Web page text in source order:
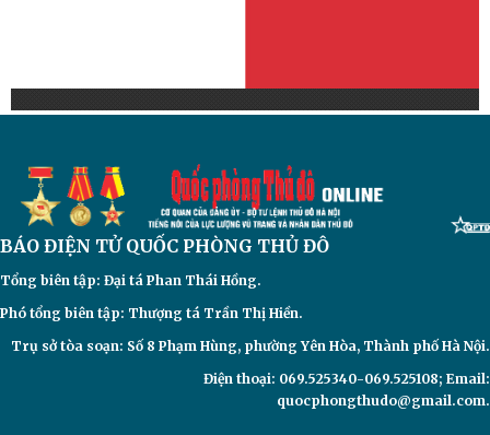
BÁO ĐIỆN TỬQUỐC PHÒNG THỦ ĐÔ
Tổng biên tập: Đại tá Phan Thái Hồng.
Phó tổng biên tập: Thượng tá Trần Thị Hiền.
Trụ sở tòa soạn: Số 8 Phạm Hùng, phường Yên Hòa, Thành phố Hà Nội.
Điện thoại: 069.525340-069.525108; Email:
quocphongthudo@gmail.com.